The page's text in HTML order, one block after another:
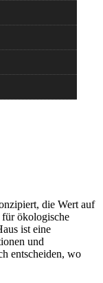
die Wert auf
ökologische
ist eine
und
entscheiden, wo